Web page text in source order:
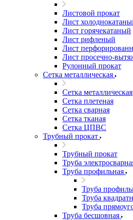
Листовой прокат
Лист
Лист горячекатаный
Лист рифленый
Лист
Лист просечно-
Рулонный прокат
Сетка металлическая
Сетка металлическая
Сетка плетеная
Сетка сварная
Сетка тканая
Сетка ЦПВС
Трубный прокат
Трубный прокат
Труба
Труба профильная
Труба
Труба
Труба
Труба бесшовная